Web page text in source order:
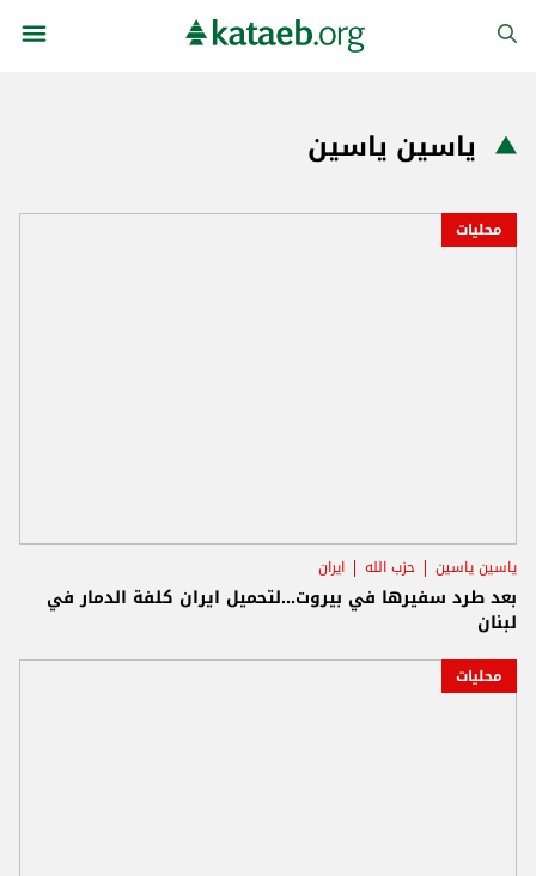
ياسين ياسين
محليات
ياسين ياسين حزب الله ايران
بعد طرد سفيرها في بيروت...لتحميل ايران كلفة الدمار في
لبنان
محليات